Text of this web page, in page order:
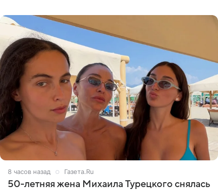
8 часов назад Газета.Ru
50-летняя жена Михаила Турецкого снялась